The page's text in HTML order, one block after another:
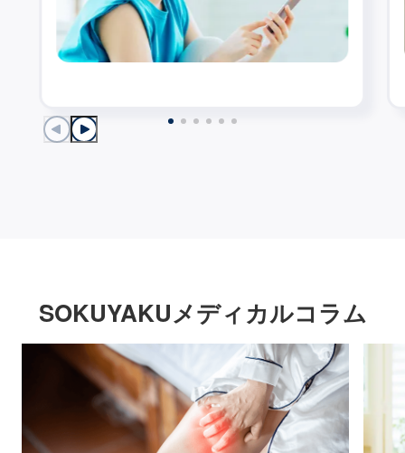
SOKUYAKUメディカルコラム